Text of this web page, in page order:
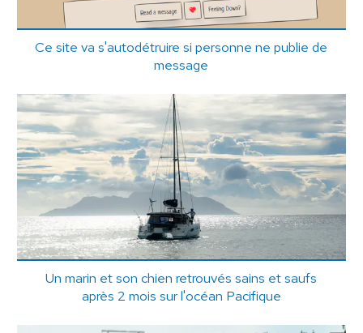
Ce site va s'autodétruire si personne ne publie de
message
Un marin et son chien retrouvés sains et saufs
après 2 mois sur l'océan Pacifique